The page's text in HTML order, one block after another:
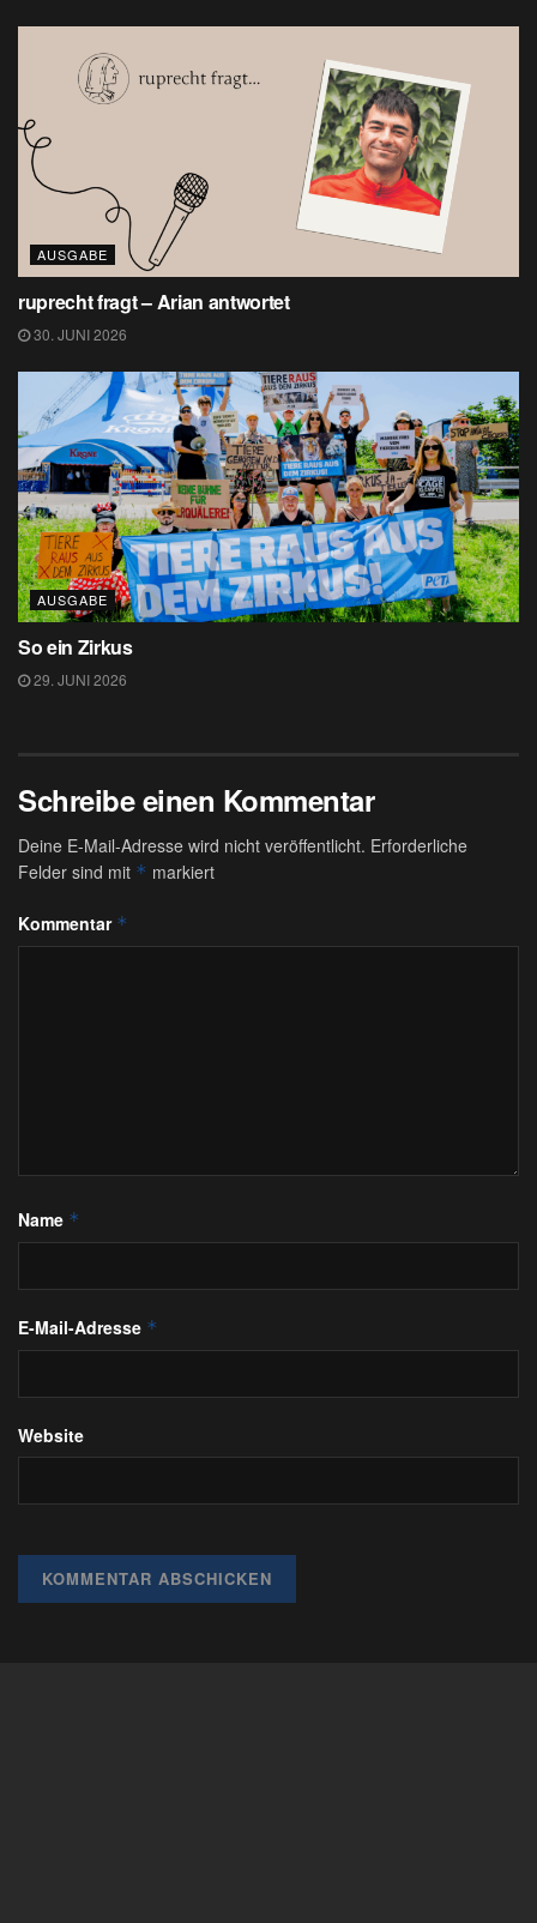
AUSGABE
ruprecht fragt – Arian antwortet
30. JUNI 2026
AUSGABE
So ein Zirkus
29. JUNI 2026
Schreibe einen Kommentar
Deine E-Mail-Adresse wird nicht veröffentlicht. Erforderliche
Felder sind mit * markiert
Kommentar *
Name *
E-Mail-Adresse *
Website